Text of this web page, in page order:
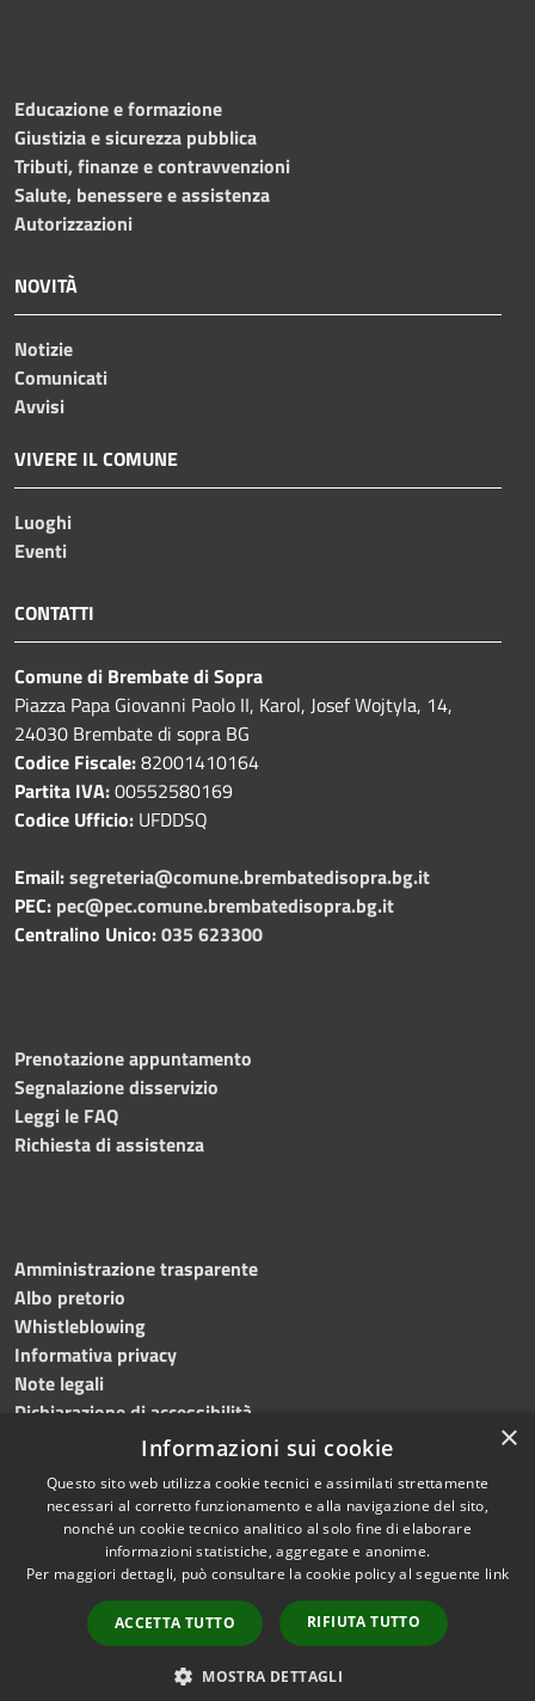
Educazione e formazione
Giustizia e sicurezza pubblica
Tributi, finanze e contravvenzioni
Salute, benessere e assistenza
Autorizzazioni
NOVITÀ
Notizie
Comunicati
Avvisi
VIVERE IL COMUNE
Luoghi
Eventi
CONTATTI
Comune di Brembate di Sopra
Piazza Papa Giovanni Paolo II, Karol, Josef Wojtyla, 14,
24030 Brembate di sopra BG
Codice Fiscale:82001410164
Partita IVA:00552580169
Codice Ufficio: UFDDSQ
Email:segreteria@comune.brembatedisopra.bg.it
PEC: pec@pec.comune.brembatedisopra.bg.it
Centralino Unico:035 623300
Prenotazione appuntamento
Segnalazione disservizio
Leggi le FAQ
Richiesta di assistenza
Amministrazione trasparente
Albo pretorio
Whistleblowing
Informativa privacy
Note legali
Dichiarazione di accessibilità
Accessibilità
Privacy
Mappa del sito
Copyright © 2024Comune
di Brembate di Sopra
Powered by
Municipium •Accesso
redazione
×
Informazioni sui cookie
Questo sito web utilizza cookie tecnici e assimilati strettamente
necessari al corretto funzionamento e alla navigazione del sito,
nonché un cookie tecnico analitico al solo fine di elaborare
informazioni statistiche, aggregate e anonime.
Per maggiori dettagli, può consultare la cookie policy al seguente link
ACCETTA TUTTO RIFIUTA TUTTO
MOSTRA DETTAGLI